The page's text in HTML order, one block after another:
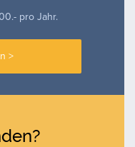
pro Jahr.
>